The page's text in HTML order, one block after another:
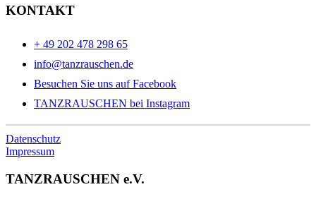
KONTAKT
+ 49 202 478 298 65
info@tanzrauschen.de
Besuchen Sie uns auf Facebook
TANZRAUSCHEN bei Instagram
Datenschutz
Impressum
TANZRAUSCHEN e.V.